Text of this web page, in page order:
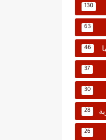
130
63
46
37
30
28
26